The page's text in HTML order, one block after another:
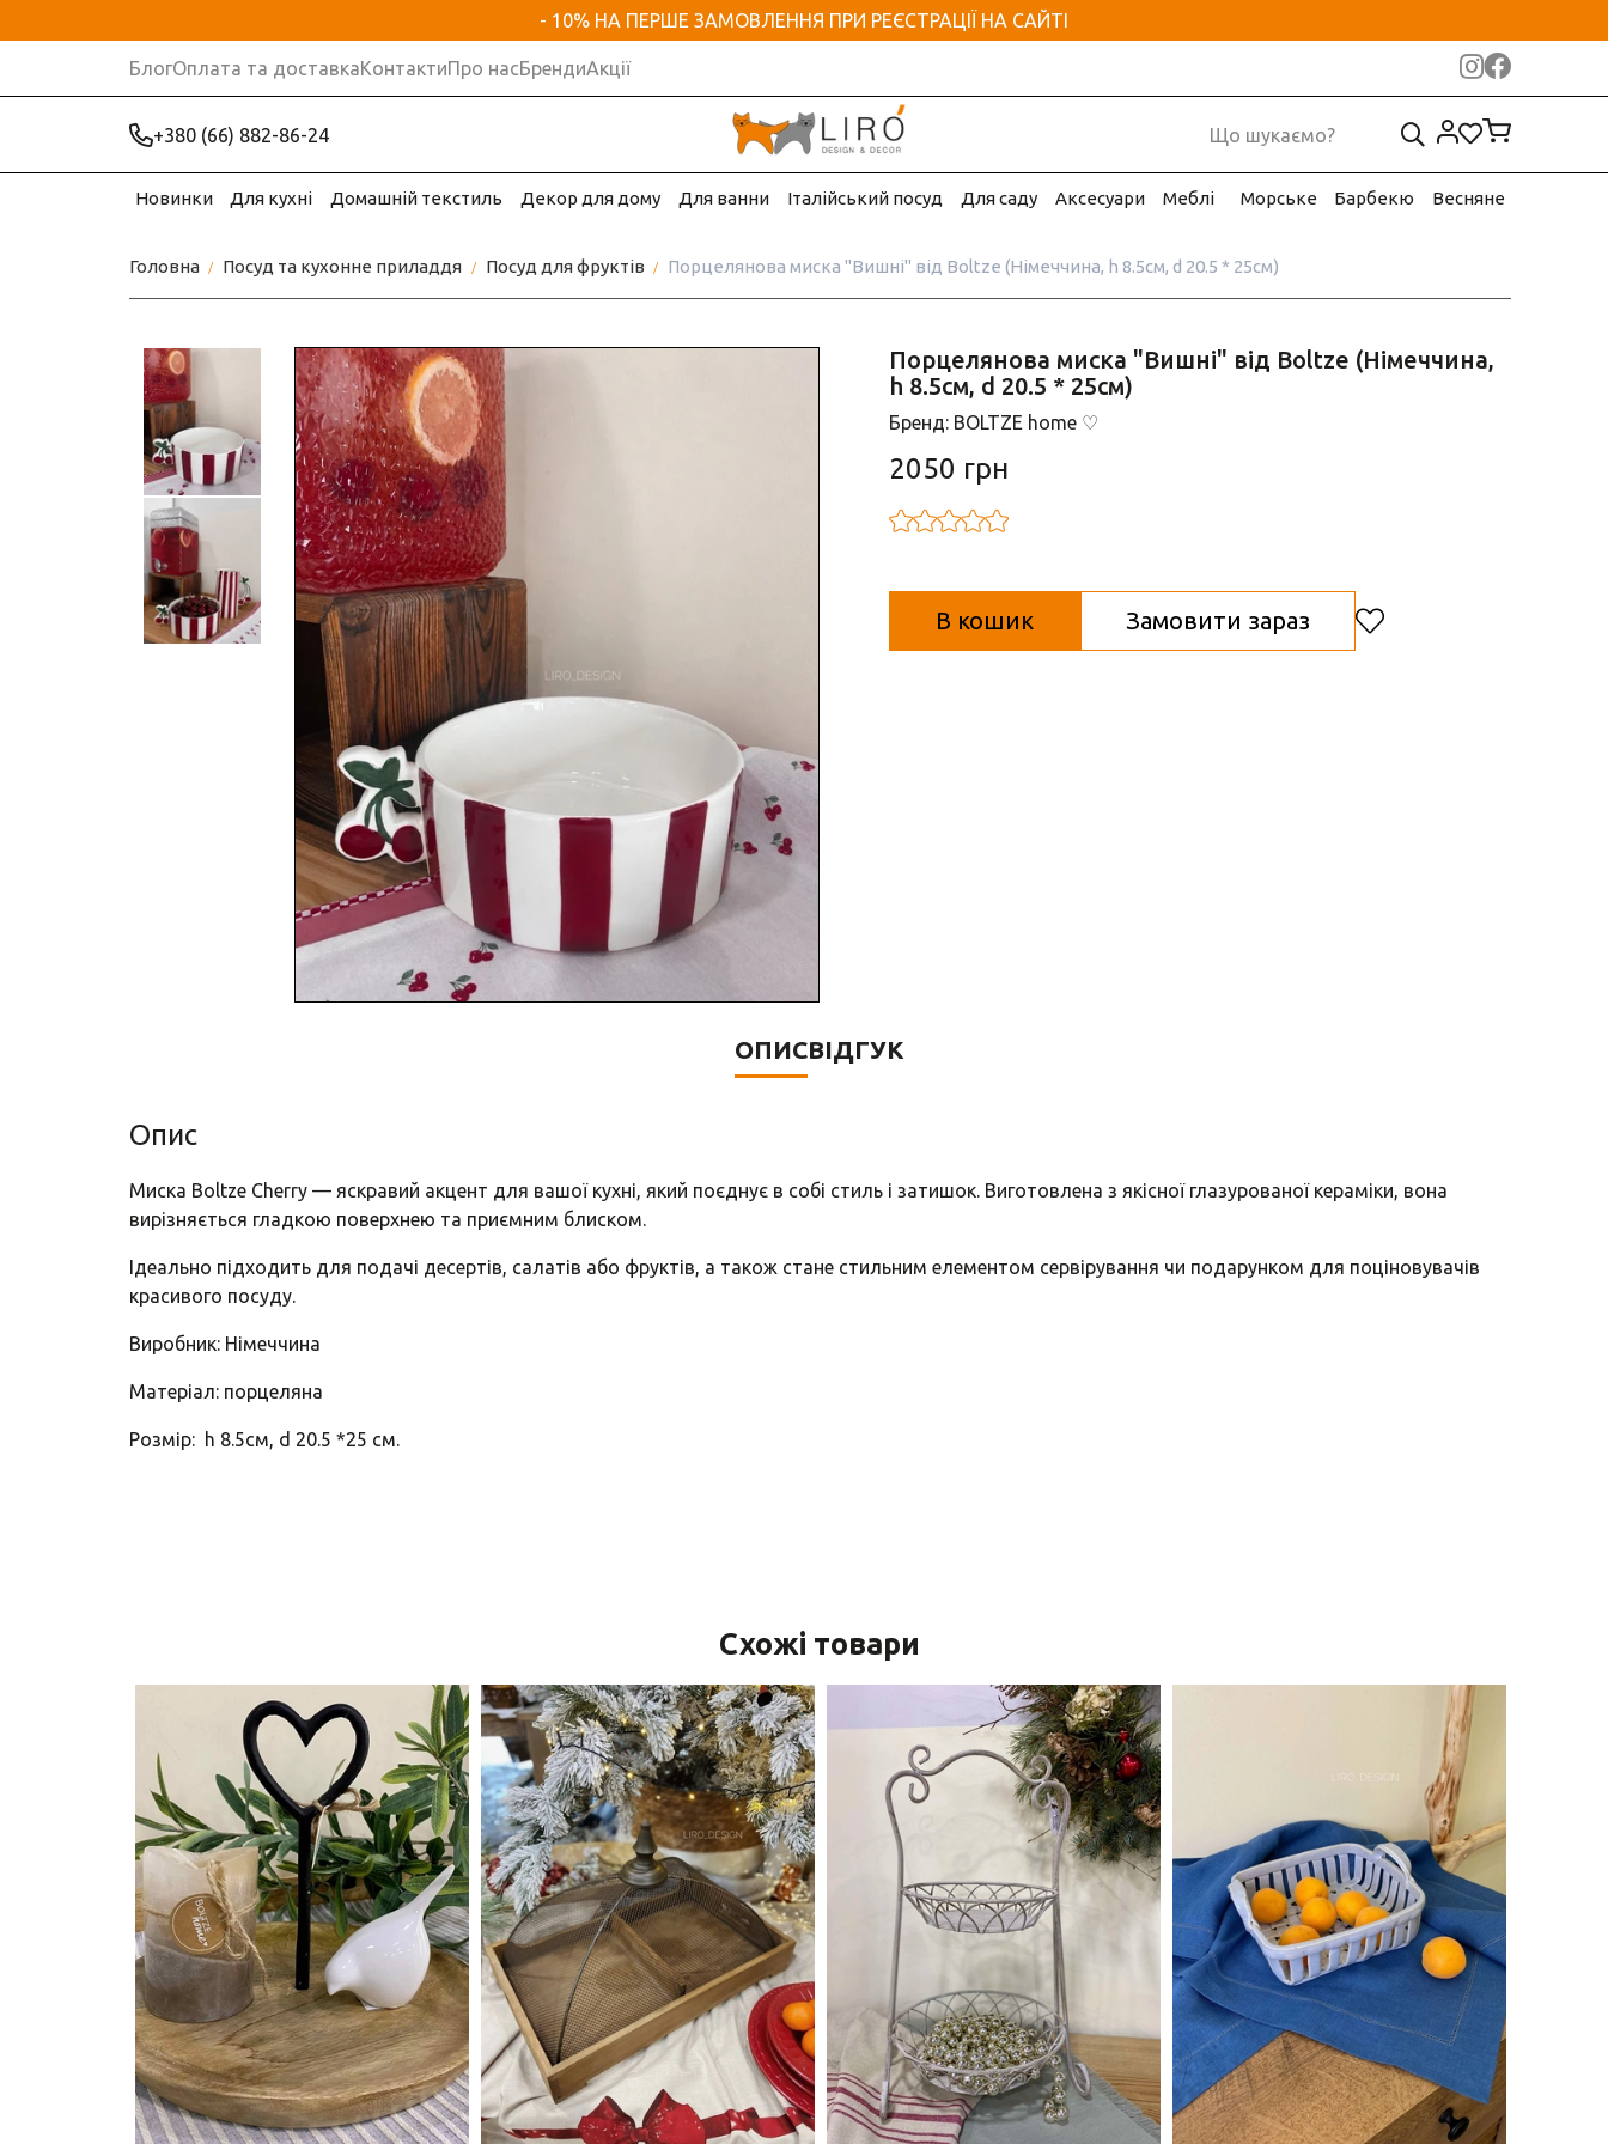
- 10% НА ПЕРШЕ ЗАМОВЛЕННЯ ПРИ РЕЄСТРАЦІЇ НА САЙТІ
БлогОплата та доставкаКонтактиПро насБрендиАкції
+380 (66) 882-86-24
Новинки Для кухні Домашній текстиль Декор для дому Для ванни Італійський посуд Для саду Аксесуари Меблі Морське Барбекю Весняне
Головна Посуд та кухонне приладдя Посуд для фруктів Порцелянова миска "Вишні" від Boltze (Німеччина, h 8.5см, d 20.5 * 25см)
Порцелянова миска "Вишні" від Boltze (Німеччина,
h 8.5см, d 20.5 * 25см)
Бренд: BOLTZE home ♡
2050 грн
В кошик Замовити зараз
ОПИСВІДГУК
Опис
Миска Boltze Cherry — яскравий акцент для вашої кухні, який поєднує в собі стиль і затишок. Виготовлена з якісної глазурованої кераміки, вона
вирізняється гладкою поверхнею та приємним блиском.
Ідеально підходить для подачі десертів, салатів або фруктів, а також стане стильним елементом сервірування чи подарунком для поціновувачів
красивого посуду.
Виробник: Німеччина
Матеріал: порцеляна
Розмір: h 8.5см, d 20.5 *25 см.
Схожі товари